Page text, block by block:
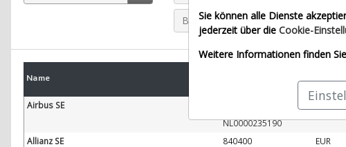
Bayerische Motoren Werke AG
Name
Airbus SE
NL0000235190
Allianz SE
840400 EUR
Sie können alle Dienste
jederzeit über die Cookie-
Weitere Informationen finden